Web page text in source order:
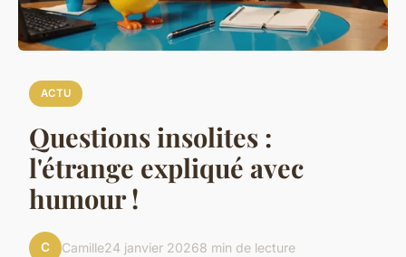
ACTU
Questions insolites :
l'étrange expliqué avec
humour !
C Camille24 janvier 20268 min de lecture